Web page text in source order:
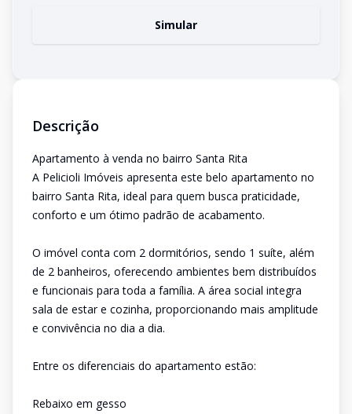
Simular
Descrição
Apartamento à venda no bairro Santa Rita
A Pelicioli Imóveis apresenta este belo apartamento no
bairro Santa Rita, ideal para quem busca praticidade,
conforto e um ótimo padrão de acabamento.
O imóvel conta com 2 dormitórios, sendo 1 suíte, além
de 2 banheiros, oferecendo ambientes bem distribuídos
e funcionais para toda a família. A área social integra
sala de estar e cozinha, proporcionando mais amplitude
e convivência no dia a dia.
Entre os diferenciais do apartamento estão:
Rebaixo em gesso